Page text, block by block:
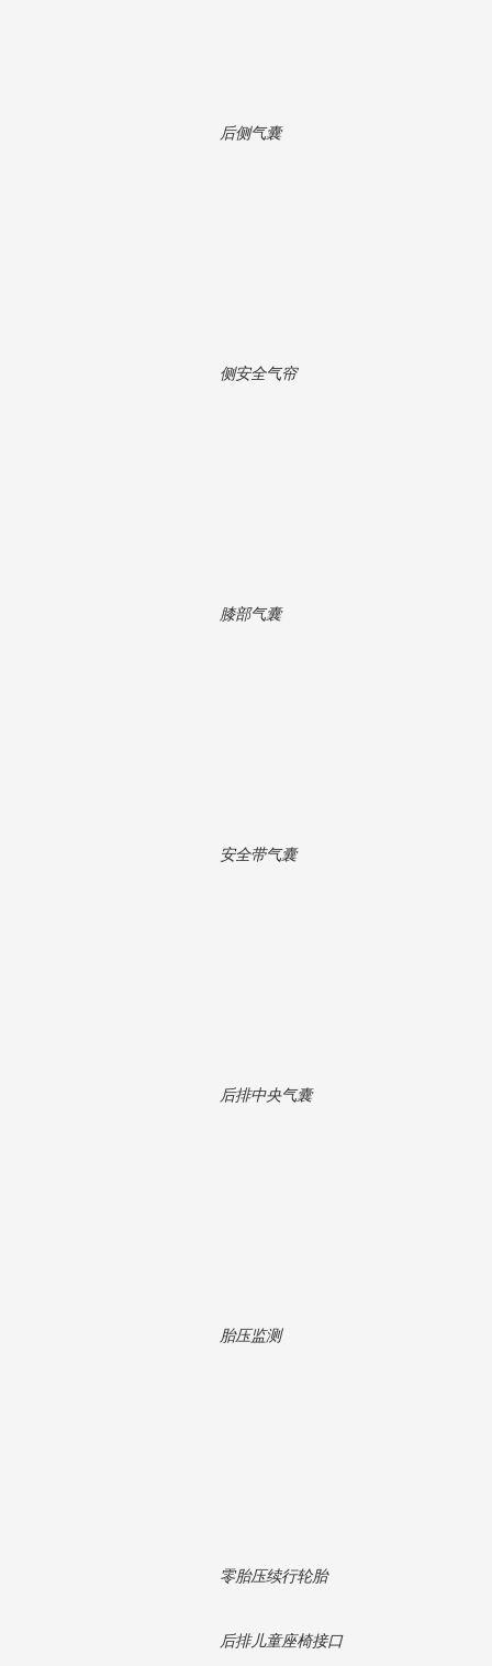
后侧气囊
侧安全气帘
膝部气囊
安全带气囊
后排中央气囊
胎压监测
零胎压续行轮胎
后排儿童座椅接口